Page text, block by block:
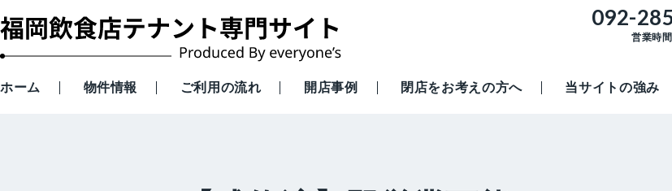
092-
営業時
ホーム 物件情報 ご利用の流れ 開店事例 閉店をお考えの方へ 当サイトの強み